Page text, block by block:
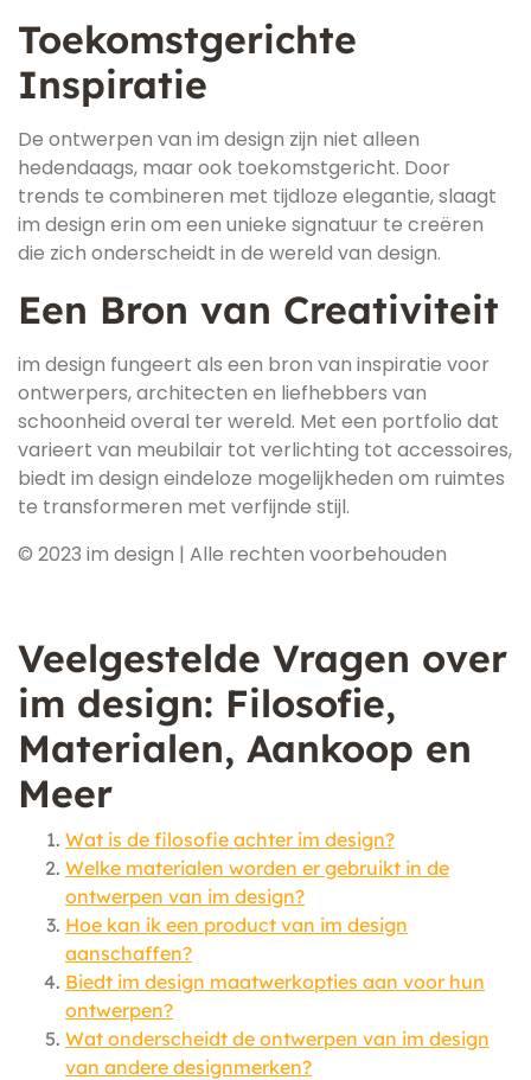
Toekomstgerichte
Inspiratie
De ontwerpen van im design zijn niet alleen
hedendaags, maar ook toekomstgericht. Door
trends te combineren met tijdloze elegantie, slaagt
im design erin om een unieke signatuur te creëren
die zich onderscheidt in de wereld van design.
Een Bron van Creativiteit
im design fungeert als een bron van inspiratie voor
ontwerpers, architecten en liefhebbers van
schoonheid overal ter wereld. Met een portfolio dat
varieert van meubilair tot verlichting tot accessoires,
biedt im design eindeloze mogelijkheden om ruimtes
te transformeren met verfijnde stijl.
© 2023 im design | Alle rechten voorbehouden
Veelgestelde Vragen over
im design: Filosofie,
Materialen, Aankoop en
Meer
Wat is de filosofie achter im design?
Welke materialen worden er gebruikt in de
ontwerpen van im design?
Hoe kan ik een product van im design
aanschaffen?
Biedt im design maatwerkopties aan voor hun
ontwerpen?
Wat onderscheidt de ontwerpen van im design
van andere designmerken?